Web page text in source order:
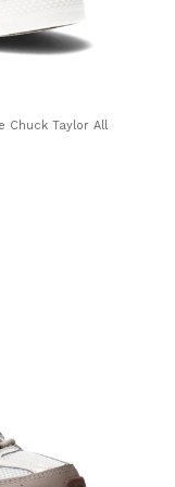
Chuck Taylor All Star Hi